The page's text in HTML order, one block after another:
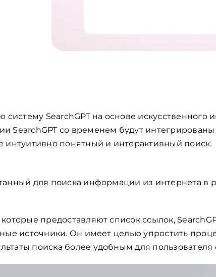
SearchGPT на основе искусственного
SearchGPT со временем будут интегрированы
интуитивно понятный и интерактивный поиск.
для поиска информации из интернета в
предоставляют список ссылок,
источники. Он имеет целью упростить
поиска более удобным для пользователя